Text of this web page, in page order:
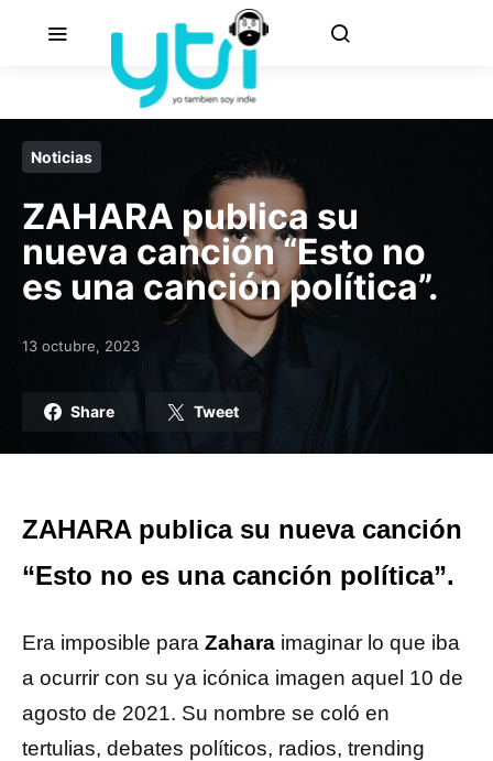
Noticias
ZAHARA publica su
nueva canción “Esto no
es una canción política”.
Posted on
13 octubre, 2023
Share Tweet
ZAHARA publica su nueva canción
“Esto no es una canción política”.
Era imposible para Zahara imaginar lo que iba
a ocurrir con su ya icónica imagen aquel 10 de
agosto de 2021. Su nombre se coló en
tertulias, debates políticos, radios, trending